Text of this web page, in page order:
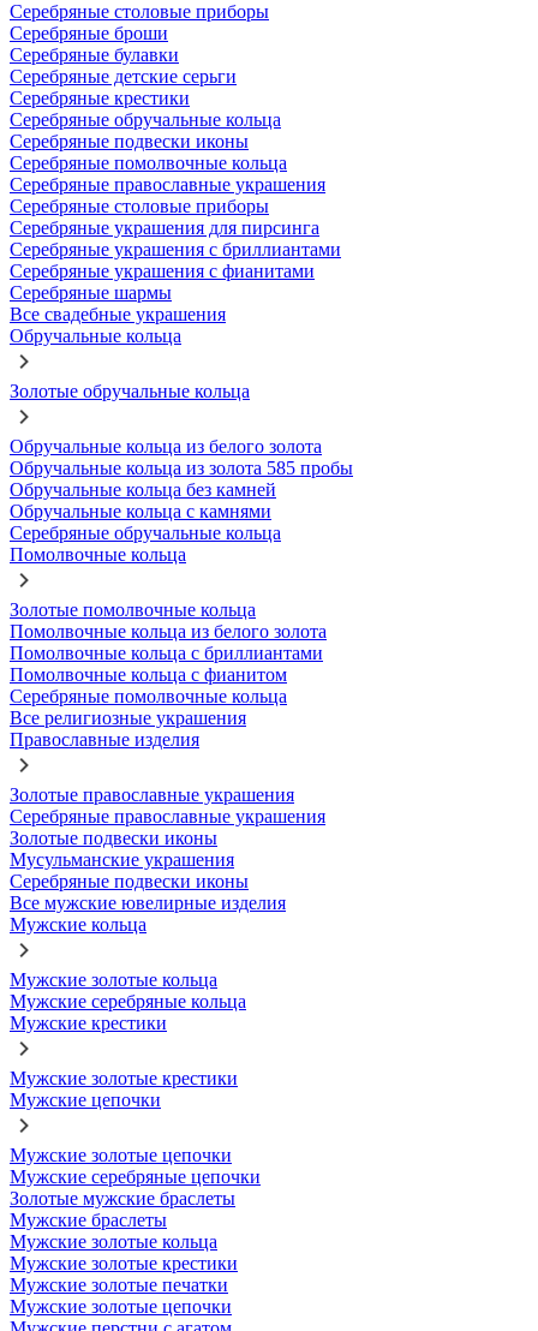
Серебряные столовые приборы
Серебряные броши
Серебряные булавки
Серебряные детские серьги
Серебряные крестики
Серебряные обручальные кольца
Серебряные подвески иконы
Серебряные помолвочные кольца
Серебряные православные украшения
Серебряные столовые приборы
Серебряные украшения для пирсинга
Серебряные украшения с бриллиантами
Серебряные украшения с фианитами
Серебряные шармы
Все свадебные украшения
Обручальные кольца
Золотые обручальные кольца
Обручальные кольца из белого золота
Обручальные кольца из золота 585 пробы
Обручальные кольца без камней
Обручальные кольца с камнями
Серебряные обручальные кольца
Помолвочные кольца
Золотые помолвочные кольца
Помолвочные кольца из белого золота
Помолвочные кольца с бриллиантами
Помолвочные кольца с фианитом
Серебряные помолвочные кольца
Все религиозные украшения
Православные изделия
Золотые православные украшения
Серебряные православные украшения
Золотые подвески иконы
Мусульманские украшения
Серебряные подвески иконы
Все мужские ювелирные изделия
Мужские кольца
Мужские золотые кольца
Мужские серебряные кольца
Мужские крестики
Мужские золотые крестики
Мужские цепочки
Мужские золотые цепочки
Мужские серебряные цепочки
Золотые мужские браслеты
Мужские браслеты
Мужские золотые кольца
Мужские золотые крестики
Мужские золотые печатки
Мужские золотые цепочки